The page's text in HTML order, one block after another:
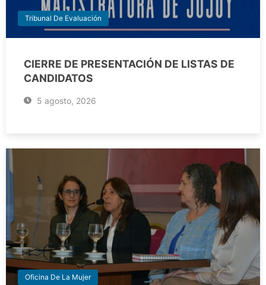
Tribunal De Evaluación
CIERRE DE PRESENTACIÓN DE LISTAS DE
CANDIDATOS
5 agosto, 2026
Oficina De La Mujer